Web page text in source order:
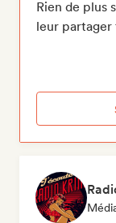
Rien de plus
leur partager